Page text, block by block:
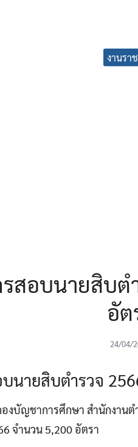
งานรา
สอบนายสิบตํ
อัต
24/04/
นายสิบตํารวจ
งบัญชาการศึกษา สำนักงาน
จำนวน 5,200 อัตรา